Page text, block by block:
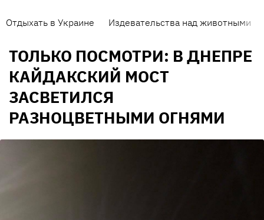
Отдыхать в Украине Издевательства над животными
ТОЛЬКО ПОСМОТРИ: В ДНЕПРЕ
КАЙДАКСКИЙ МОСТ
ЗАСВЕТИЛСЯ
РАЗНОЦВЕТНЫМИ ОГНЯМИ